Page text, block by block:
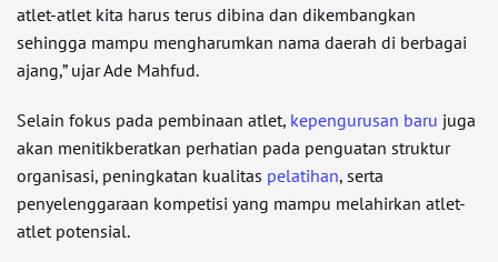
atlet-atlet kita harus terus dibina dan dikembangkan
sehingga mampu mengharumkan nama daerah di berbagai
ajang,” ujar Ade Mahfud.
Selain fokus pada pembinaan atlet, kepengurusan baru juga
akan menitikberatkan perhatian pada penguatan struktur
organisasi, peningkatan kualitas pelatihan, serta
penyelenggaraan kompetisi yang mampu melahirkan atlet-
atlet potensial.